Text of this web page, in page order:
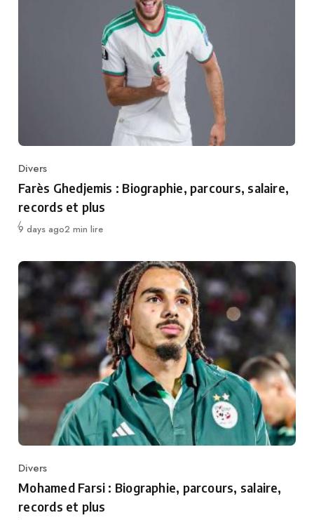
Category
Divers
Farès Ghedjemis : Biographie, parcours, salaire,
records et plus
Publié
9 days ago2 min lire
Category
Divers
Mohamed Farsi : Biographie, parcours, salaire,
records et plus